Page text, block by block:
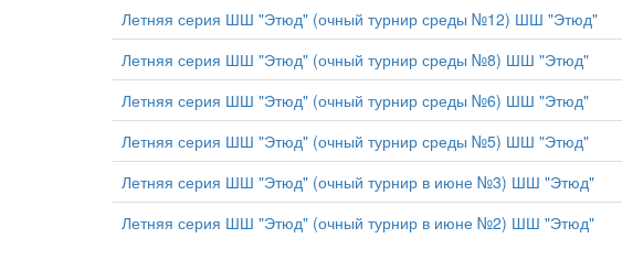
Летняя серия ШШ "Этюд" (очный турнир среды №12) ШШ "Этюд"
Летняя серия ШШ "Этюд" (очный турнир среды №8) ШШ "Этюд"
Летняя серия ШШ "Этюд" (очный турнир среды №6) ШШ "Этюд"
Летняя серия ШШ "Этюд" (очный турнир среды №5) ШШ "Этюд"
Летняя серия ШШ "Этюд" (очный турнир в июне №3) ШШ "Этюд"
Летняя серия ШШ "Этюд" (очный турнир в июне №2) ШШ "Этюд"